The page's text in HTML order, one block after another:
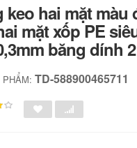
keo hai mặt màu
mặt xốp PE
băng dính
PHẨM:TD-588900465711